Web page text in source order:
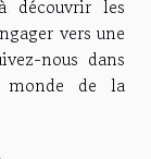
découvrir les
vers une
nous dans
monde de la